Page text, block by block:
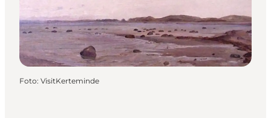
Foto: VisitKerteminde